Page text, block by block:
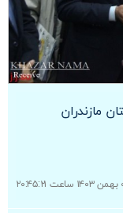
مازندران